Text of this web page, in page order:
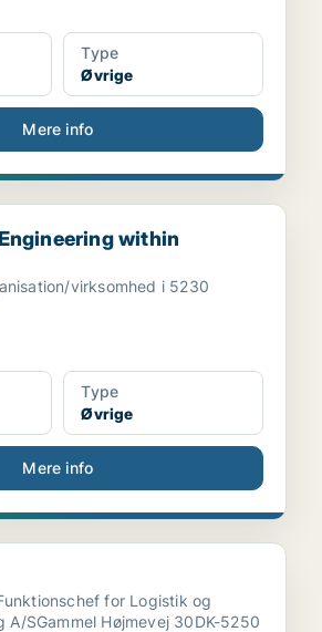
Type
Øvrige
Mere info
within Robotics
within
virksomhed i 5230
Type
Øvrige
Mere info
for Logistik og
A/SGammel Højmevej 30DK-5250